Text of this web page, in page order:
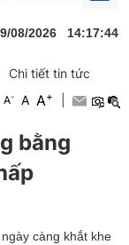
học phổ
08/2026 14:17:45
Chi tiết tin tức
A- A A+
bằng
càng khắt khe